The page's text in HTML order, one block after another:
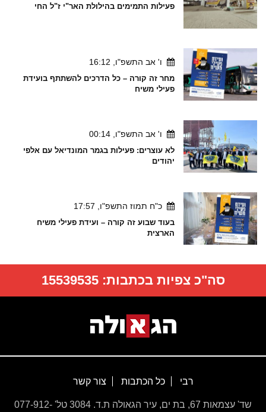
פעילות התמימים בהילולת האר"י ז"ל החי
ו' אב התשפ"ו, 16:12
מחר זה קורה – כל הדרכים להשתתף בועידת
פעילי משיח
ו' אב התשפ"ו, 00:14
לא עוצרים: פעילות בגמר המונדיאל עם אלפי
יהודים
כ"ח תמוז התשפ"ו, 17:57
בעוד שבוע זה קורה – ועידת פעילי משיח
הארצית
סה"כ צפיות בכתבות:15539535
רבי כל הכתבות צור קשר
שד' עצמאות 67, בת ים, עיר הגאולה ת.ד. 3084 טל' 077-912-